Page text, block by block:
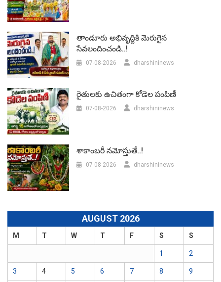
తాండూరు అభివృద్దికి మెరుగైన
సేవలందించండి..!
07-08-2026 dharshininews
రైతులకు ఉచితంగా కోడెల పంపిణీ
07-08-2026 dharshininews
శాకాంబరీ నమోస్తుతే..!
07-08-2026 dharshininews
AUGUST 2026
M T W T F S S
1 2
3 4 5 6 7 8 9